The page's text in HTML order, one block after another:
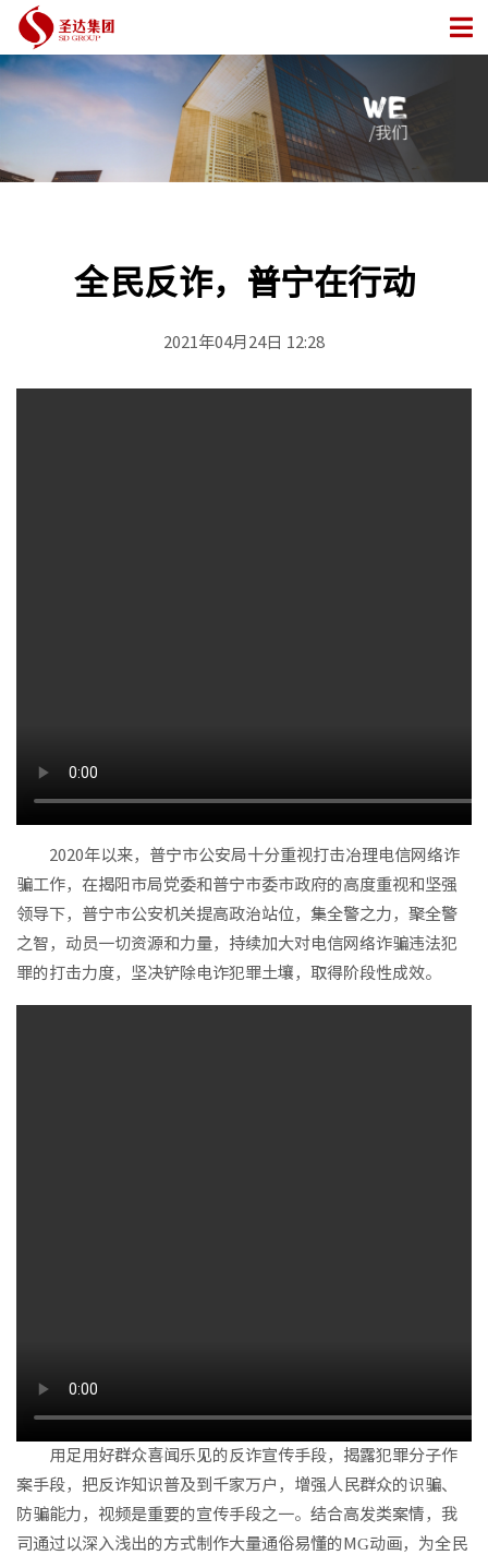
全民反诈，普宁在行动
2021年04月24日 12:28
2020年以来，普宁市公安局十分重视打击冶理电信网络诈
骗工作，在揭阳市局党委和普宁市委市政府的高度重视和坚强
领导下，普宁市公安机关提高政治站位，集全警之力，聚全警
之智，动员一切资源和力量，持续加大对电信网络诈骗违法犯
罪的打击力度，坚决铲除电诈犯罪土壤，取得阶段性成效。
用足用好群众喜闻乐见的反诈宣传手段，揭露犯罪分子作
案手段，把反诈知识普及到千家万户，增强人民群众的识骗、
防骗能力，视频是重要的宣传手段之一。结合高发类案情，我
司通过以深入浅出的方式制作大量通俗易懂的MG动画，为全民